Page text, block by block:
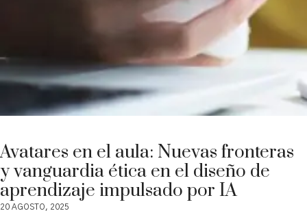
Avatares en el aula: Nuevas fronteras
y vanguardia ética en el diseño de
aprendizaje impulsado por IA
20 AGOSTO, 2025